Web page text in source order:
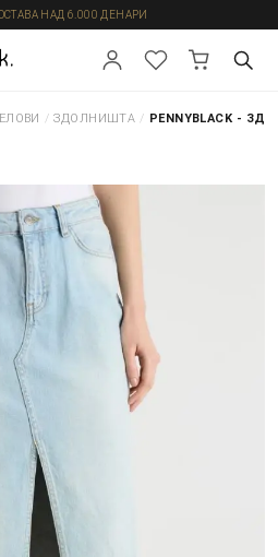
НАД 6.000 ДЕНАРИ
/ ЗДОЛНИШТА / PENNYBLACK -